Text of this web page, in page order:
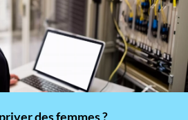
des femmes ?